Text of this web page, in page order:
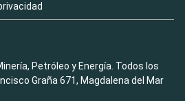
Petróleo y Energía. Todos los
Graña 671, Magdalena del Mar